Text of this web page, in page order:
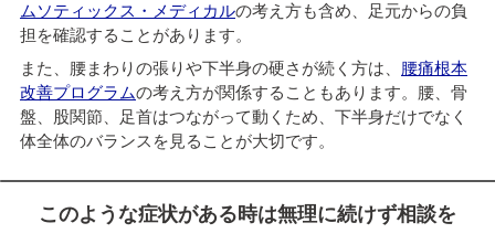
ムソティックス・メディカルの考え方も含め、足元からの負
担を確認することがあります。
また、腰まわりの張りや下半身の硬さが続く方は、 腰痛根本
改善プログラムの考え方が関係することもあります。腰、骨
盤、股関節、足首はつながって動くため、下半身だけでなく
体全体のバランスを見ることが大切です。
このような症状がある時は無理に続けず相談を